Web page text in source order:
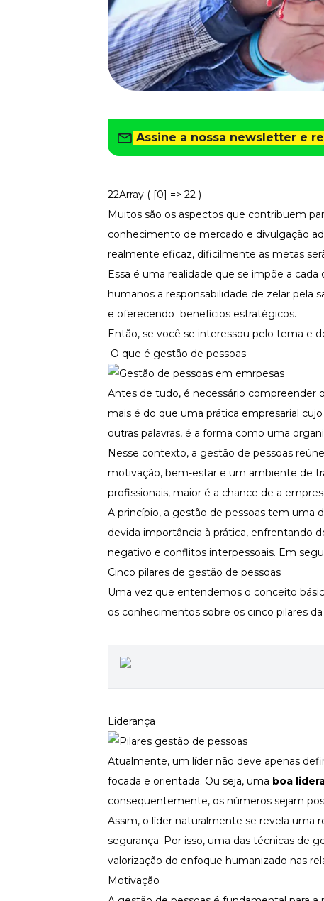
Todos os Cursos
Explore o nosso acervo
Departamento Pessoal
Para simplificar os processos
Eleve os resultados da organização
Gestão de Pessoas e Liderança
Capacitação com especialistas
Fortaleça a cultura organizacional
Treinamento de Produto
Materiais Gratuitos
Materiais Gratuitos
Todos os Materiais Gratuitos
Confira nossos materiais
Aprofunde seu conhecimento
Ferramentas e Templates
Infográfico
Conteúdo prático e rápido
Materiais centralizados
Newsletters
Assine a nossa newsletter e
22Array ( [0] => 22 )
Muitos são os aspectos que contribuem
conhecimento de mercado e divulgação
realmente eficaz, dificilmente as metas
Essa é uma realidade que se impõe a
humanos a responsabilidade de zelar pela
e oferecendo benefícios estratégicos.
Então, se você se interessou pelo tema e
O que é gestão de pessoas
Antes de tudo, é necessário compreender
mais é do que uma prática empresarial
outras palavras, é a forma como uma
Nesse contexto, a gestão de pessoas
motivação, bem-estar e um ambiente de
profissionais, maior é a chance de a
A princípio, a gestão de pessoas tem uma
devida importância à prática, enfrentando
negativo e conflitos interpessoais. Em
Cinco pilares de gestão de pessoas
Uma vez que entendemos o conceito
os conhecimentos sobre os cinco pilares da
Liderança
Atualmente, um líder não deve apenas
focada e orientada. Ou seja, uma boa
consequentemente, os números sejam
Assim, o líder naturalmente se revela uma
segurança. Por isso, uma das técnicas de
valorização do enfoque humanizado nas
Motivação